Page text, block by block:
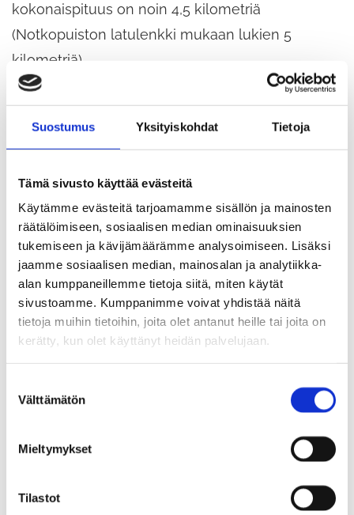
Suostumus Yksityiskohdat Tietoja
Tämä sivusto käyttää evästeitä
Käytämme evästeitä tarjoamamme sisällön ja mainosten
räätälöimiseen, sosiaalisen median ominaisuuksien
tukemiseen ja kävijämäärämme analysoimiseen. Lisäksi
jaamme sosiaalisen median, mainosalan ja analytiikka-
alan kumppaneillemme tietoja siitä, miten käytät
sivustoamme. Kumppanimme voivat yhdistää näitä
tietoja muihin tietoihin, joita olet antanut heille tai joita on
kerätty, kun olet käyttänyt heidän palvelujaan.
Välttämätön
Mieltymykset
Tilastot
kokonaispituus on noin 4,5 kilometriä
(Notkopuiston latulenkki mukaan lukien 5
kilometriä).
lapsille
Kulkusuunta:Molempiin suuntiin, talvisin
hiihtosuunta vastapäivään
Kuvaus:Jokelan kuntorata on kivituhkapintainen
valaistu reitti, jonka varrella on laavu
reitillä on hiihtoladut, jolloin kävelyreitti kulkee
vaarakohdat:
Lopputalvesta/alkukeväästä reitti